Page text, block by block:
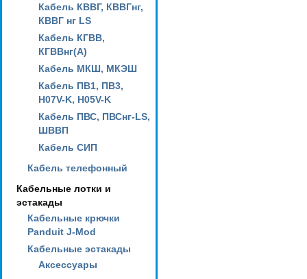
Кабель КВВГ, КВВГнг,
КВВГ нг LS
Кабель КГВВ,
КГВВнг(А)
Кабель МКШ, МКЭШ
Кабель ПВ1, ПВ3,
H07V-K, H05V-K
Кабель ПВС, ПВСнг-LS,
ШВВП
Кабель СИП
Кабель телефонный
Кабельные лотки и
эстакады
Кабельные крючки
Panduit J-Mod
Кабельные эстакады
Аксессуары